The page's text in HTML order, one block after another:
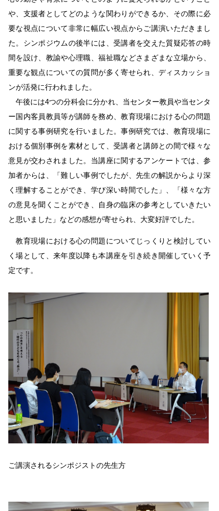
や、支援者としてどのような関わりができるか、その際に必
要な視点について非常に幅広い視点からご講演いただきまし
た。シンポジウムの後半には、受講者を交えた質疑応答の時
間を設け、教諭や心理職、福祉職などさまざまな立場から、
重要な観点についての質問が多く寄せられ、ディスカッショ
ンが活発に行われました。
午後には4つの分科会に分かれ、当センター教員や当センタ
ー国内客員教員等が講師を務め、教育現場における心の問題
に関する事例研究を行いました。事例研究では、教育現場に
おける個別事例を素材として、受講者と講師との間で様々な
意見が交わされました。当講座に関するアンケートでは、参
加者からは、「難しい事例でしたが、先生の解説からより深
く理解することができ、学び深い時間でした」、「様々な方
の意見を聞くことができ、自身の臨床の参考としていきたい
と思いました」などの感想が寄せられ、大変好評でした。
教育現場における心の問題についてじっくりと検討してい
く場として、来年度以降も本講座を引き続き開催していく予
定です。
ご講演されるシンポジストの先生方